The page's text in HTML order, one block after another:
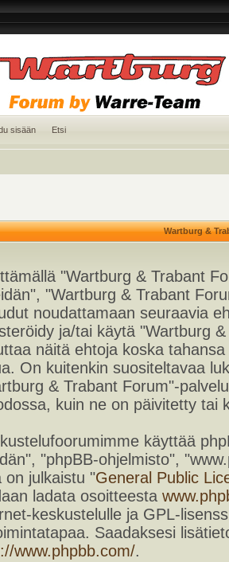
sisään Etsi
Wartburg &
"Wartburg & Trabant
"Wartburg & Trabant
noudattamaan seuraavia
ja/tai käytä "Wartburg
näitä ehtoja koska
On kuitenkin suositeltavaa
& Trabant Forum"-
kuin ne on päivitetty tai
käyttää
"phpBB-ohjelmisto",
on julkaistu "General Public
ladata osoitteesta
keskustelulle ja GPL-
Saadaksesi
www.phpbb.com/.